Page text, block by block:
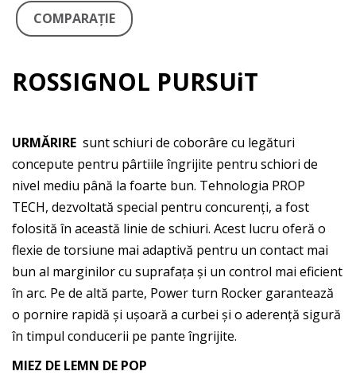
COMPARAŢIE
ROSSIGNOL PURSUiT
URMĂRIRE sunt schiuri de coborâre cu legături
concepute pentru pârtiile îngrijite pentru schiori de
nivel mediu până la foarte bun. Tehnologia PROP
TECH, dezvoltată special pentru concurenți, a fost
folosită în această linie de schiuri. Acest lucru oferă o
flexie de torsiune mai adaptivă pentru un contact mai
bun al marginilor cu suprafața și un control mai eficient
în arc. Pe de altă parte, Power turn Rocker garantează
o pornire rapidă și ușoară a curbei și o aderență sigură
în timpul conducerii pe pante îngrijite.
MIEZ DE LEMN DE POP